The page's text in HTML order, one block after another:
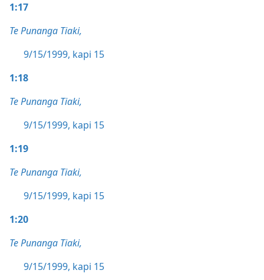
1:17
Te Punanga Tiaki,
9/15/1999, kapi 15
1:18
Te Punanga Tiaki,
9/15/1999, kapi 15
1:19
Te Punanga Tiaki,
9/15/1999, kapi 15
1:20
Te Punanga Tiaki,
9/15/1999, kapi 15